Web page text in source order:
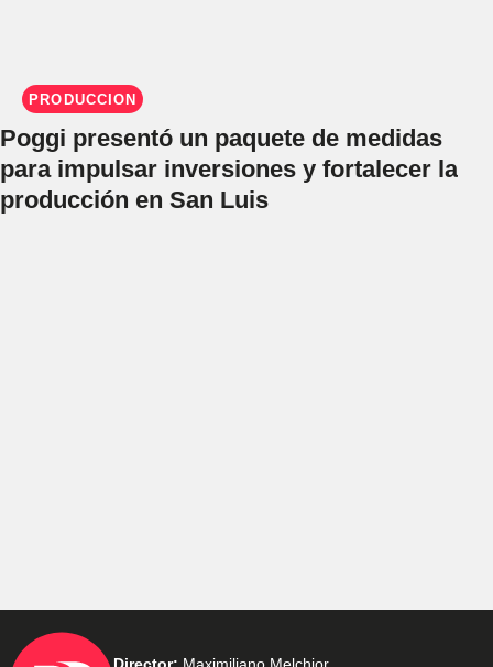
PRODUCCIÓN
Poggi presentó un paquete de medidas
para impulsar inversiones y fortalecer la
producción en San Luis